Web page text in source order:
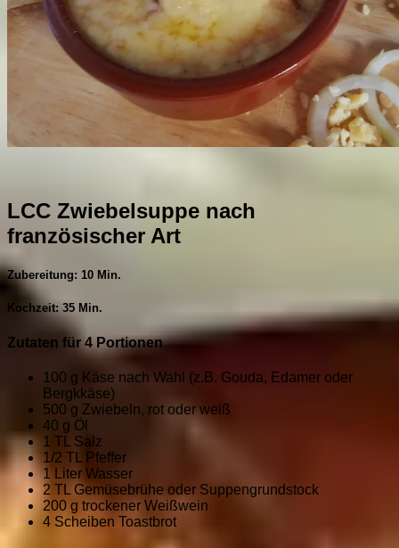
LCC Zwiebelsuppe nach
französischer Art
Zubereitung: 10 Min.
Kochzeit: 35 Min.
Zutaten für 4 Portionen
100 g Käse nach Wahl (z.B. Gouda, Edamer oder
Bergkkäse)
500 g Zwiebeln, rot oder weiß
40 g Öl
1 TL Salz
1/2 TL Pfeffer
1 Liter Wasser
2 TL Gemüsebrühe oder Suppengrundstock
200 g trockener Weißwein
4 Scheiben Toastbrot